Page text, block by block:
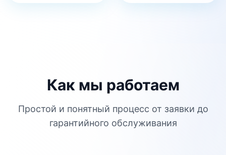
Как мы работаем
Простой и понятный процесс от заявки до
гарантийного обслуживания